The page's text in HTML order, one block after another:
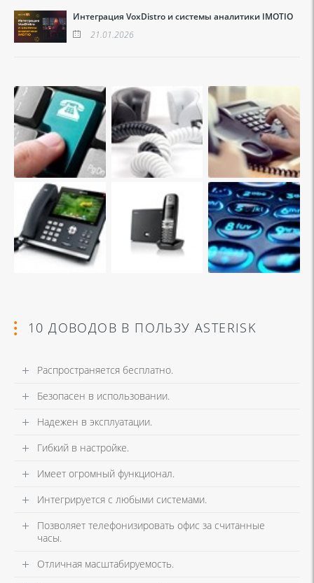
Интеграция VoxDistro и системы аналитики IMOTIO
21.01.2026
10 ДОВОДОВ В ПОЛЬЗУ ASTERISK
Распространяется бесплатно.
Безопасен в использовании.
Надежен в эксплуатации.
Гибкий в настройке.
Имеет огромный функционал.
Интегрируется с любыми системами.
Позволяет телефонизировать офис за считанные
часы.
Отличная масштабируемость.